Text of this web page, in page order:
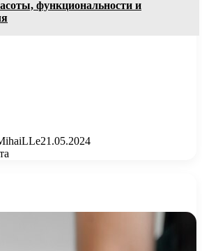
функциональности и
21.05.2024